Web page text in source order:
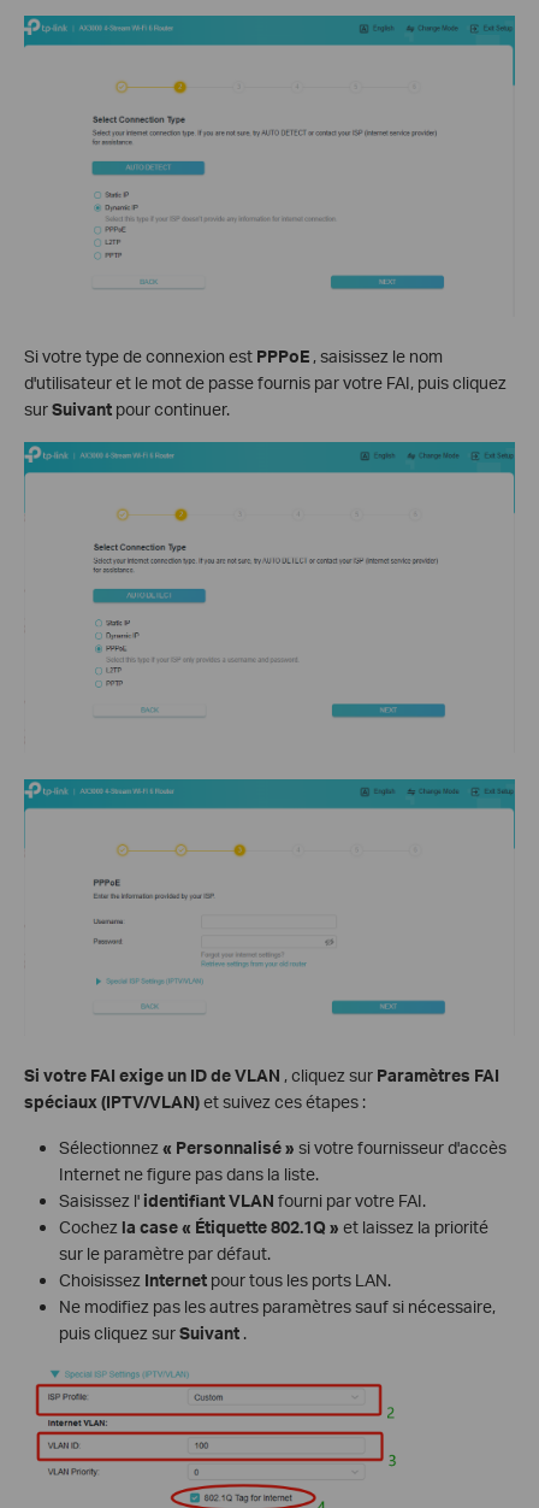
Si votre type de connexion est PPPoE , saisissez le nom
d'utilisateur et le mot de passe fournis par votre FAI, puis cliquez
surSuivant pour continuer.
Si votre FAI exige un ID de VLAN , cliquez sur Paramètres FAI
spéciaux (IPTV/VLAN)et suivez ces étapes :
Sélectionnez « Personnalisé » si votre fournisseur d'accès
Internet ne figure pas dans la liste.
Saisissez l' identifiant VLAN fourni par votre FAI.
Cochez la case « Étiquette 802.1Q » et laissez la priorité
sur le paramètre par défaut.
Choisissez Internet pour tous les ports LAN.
Ne modifiez pas les autres paramètres sauf si nécessaire,
puis cliquez surSuivant .